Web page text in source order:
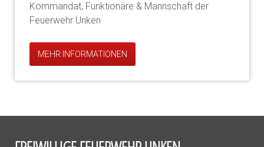
Kommandat, Funktionäre & Mannschaft der
Feuerwehr Unken
MEHR INFORMATIONEN